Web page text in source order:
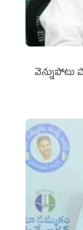
వెన్నుపోటు